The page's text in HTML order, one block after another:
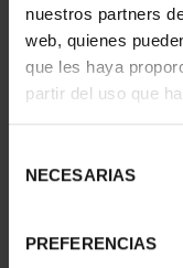
nuestros partners
web, quienes
que les haya
partir del uso que
NECESARIAS
PREFERENCIAS
73,00 €